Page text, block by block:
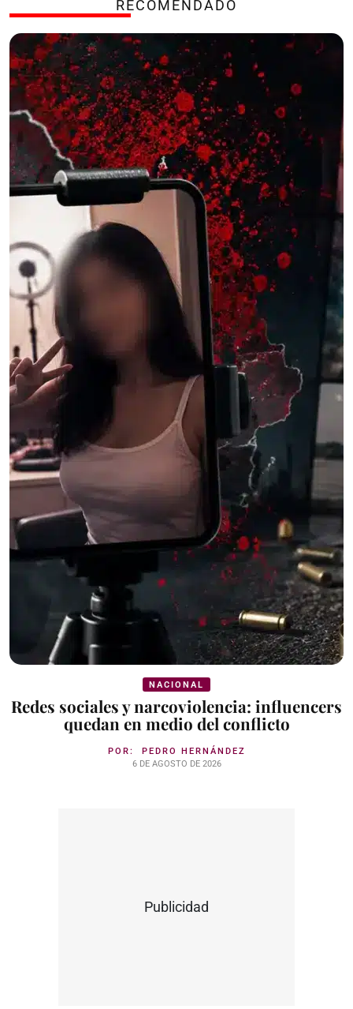
RECOMENDADO
NACIONAL
Redes sociales y narcoviolencia: influencers
quedan en medio del conflicto
POR: PEDRO HERNÁNDEZ
6 DE AGOSTO DE 2026
Publicidad